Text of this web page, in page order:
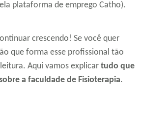
plataforma de emprego Catho).
crescendo! Se você quer
que forma esse profissional tão
Aqui vamos explicar tudo que
a faculdade de Fisioterapia.